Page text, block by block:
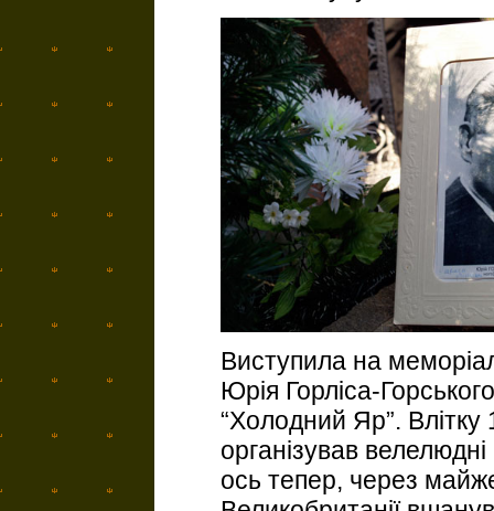
Виступила на
Юрія Горліса-
“Холодний Яр”. Влітку
організував
ось тепер, через